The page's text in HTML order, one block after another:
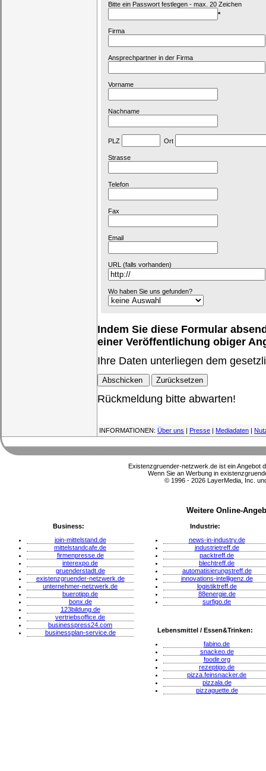
Bitte ein Passwort festlegen - max. 20 Zeichen
*
Firma
Ansprechpartner in der Firma
Vorname
Nachname
PLZ Ort
Strasse
Telefon
Fax
Email
URL (falls vorhanden)
Wo haben Sie uns gefunden?
Indem Sie diese Formular
einer Veröffentlichung obiger
Ihre Daten unterliegen dem
Rückmeldung bitte abwarten!
INFORMATIONEN: Über uns | Presse | Mediadaten |
Existenzgruender-netzwerk.de ist ein Angebot
Wenn Sie an Werbung in
© 1996 - 2026 LayerMedia, Inc.
Weitere Online-
Business:
join-mittelstand.de
mittelstandcafe.de
firmenpresse.de
interexpo.de
gruenderstadt.de
existenzgruender-netzwerk.de
unternehmer-netzwerk.de
buerotipp.de
bonx.de
123bildung.de
vertriebsoffice.de
businesspress24.com
businessplan-service.de
Industrie:
news-in-industry.de
industrietreff.de
packtreff.de
blechtreff.de
automatisierungstreff.de
innovations-intelligenz.de
logistiktreff.de
88energie.de
surfigo.de
Lebensmittel / Essen&Trinken:
fabino.de
snackeo.de
foodir.org
rezeptigo.de
pizza.feinsnacker.de
pizzala.de
pizzaguette.de